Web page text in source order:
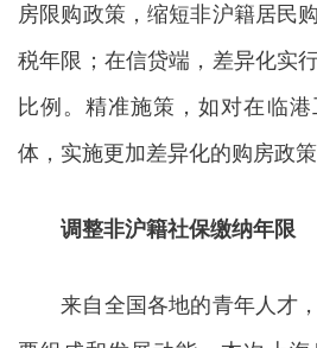
房限购政策，缩短非沪籍居民
税年限；在信贷端，差异化实
比例。精准施策，如对在临
体，实施更加差异化的购房政策
调整非沪籍社保缴纳年限
来自全国各地的青年人才，